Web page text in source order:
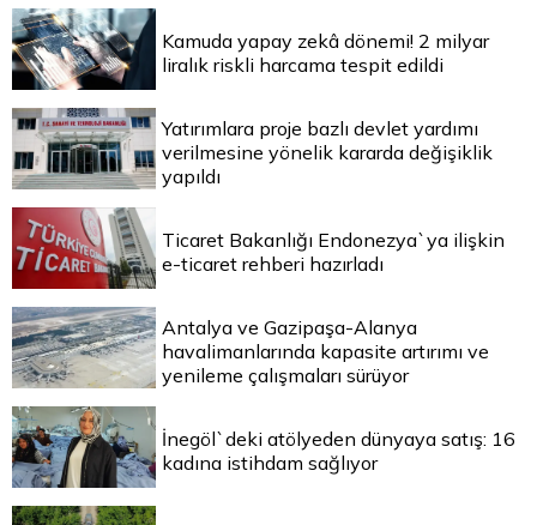
Kamuda yapay zekâ dönemi! 2 milyar
liralık riskli harcama tespit edildi
Yatırımlara proje bazlı devlet yardımı
verilmesine yönelik kararda değişiklik
yapıldı
Ticaret Bakanlığı Endonezya`ya ilişkin
e-ticaret rehberi hazırladı
Antalya ve Gazipaşa-Alanya
havalimanlarında kapasite artırımı ve
yenileme çalışmaları sürüyor
İnegöl`deki atölyeden dünyaya satış: 16
kadına istihdam sağlıyor